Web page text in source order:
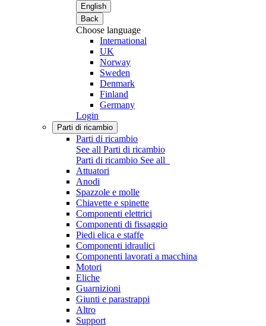
English
Back
Choose language
International
UK
Norway
Sweden
Denmark
Finland
Germany
Login
Parti di ricambio
Parti di ricambio
See all Parti di ricambio
Parti di ricambio See all
Attuatori
Anodi
Spazzole e molle
Chiavette e spinette
Componenti elettrici
Componenti di fissaggio
Piedi elica e staffe
Componenti idraulici
Componenti lavorati a macchina
Motori
Eliche
Guarnizioni
Giunti e parastrappi
Altro
Support